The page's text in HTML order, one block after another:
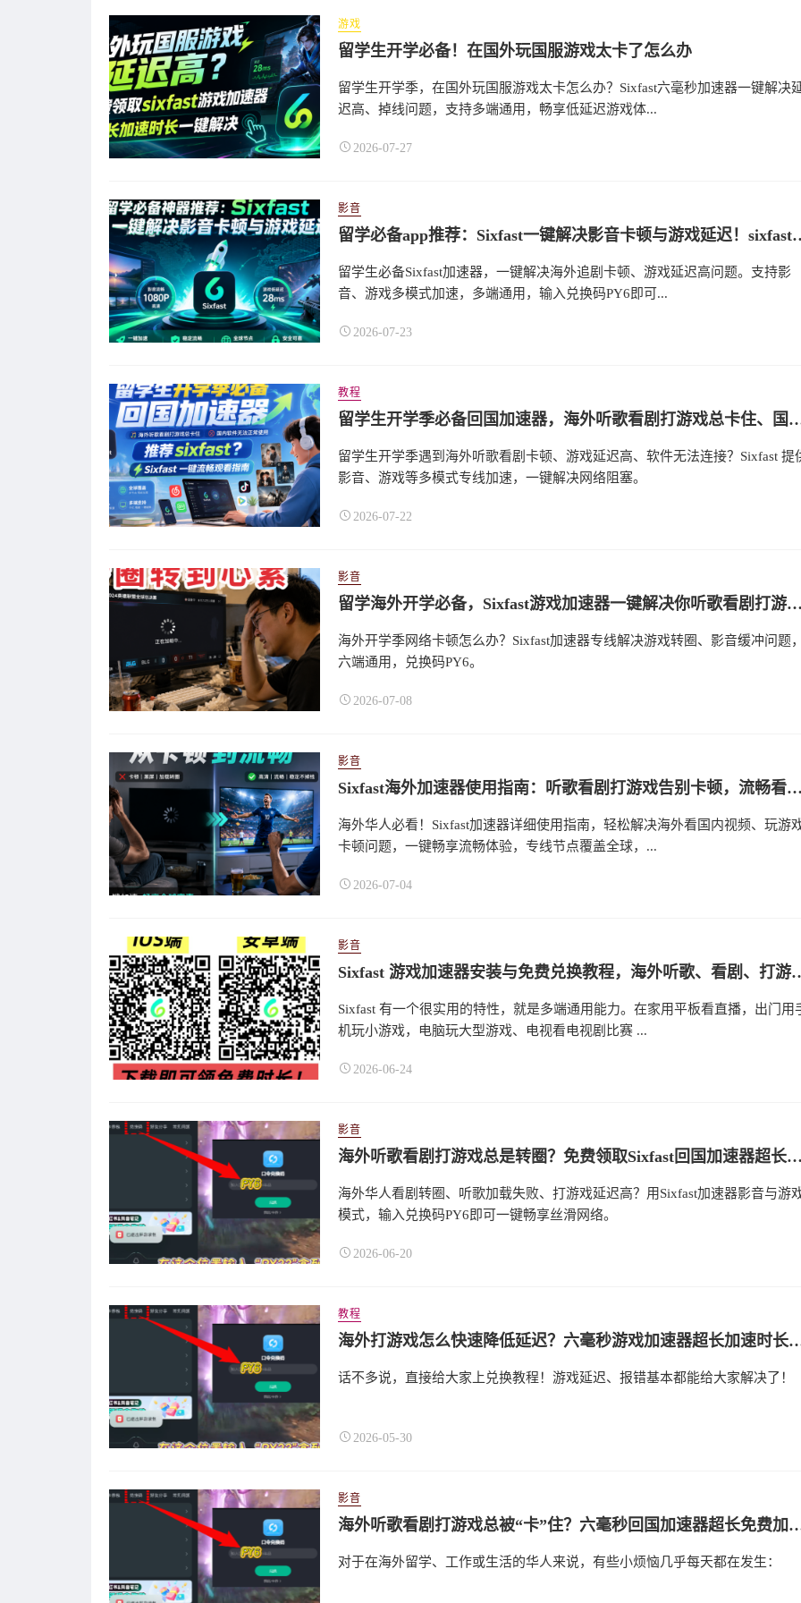
游戏
留学生开学必备！在国外玩国服游戏太卡了怎么办
留学生开学季，在国外玩国服游戏太卡怎么办？Sixfast六毫秒加速器一键解决
迟高、掉线问题，支持多端通用，畅享低延迟游戏体...
2026-07-27
影音
留学必备app推荐：Sixfast一键解决影
留学生必备Sixfast加速器，一键解决海外追剧卡顿、游戏延迟高问题。支持影
音、游戏多模式加速，多端通用，输入兑换码PY6即可...
2026-07-23
教程
留学生开学季必备回国加速器，海外听歌看剧打游戏总卡住、国内软件无法登录打不开怎么办？
留学生开学季遇到海外听歌看剧卡顿、游戏延迟高、软件无法连接？Sixfast 提
影音、游戏等多模式专线加速，一键解决网络阻塞。
2026-07-22
影音
留学海外开学必备，Sixfast游戏加速器一键解决你听歌看剧打游戏总是“卡”住的问题！让转圈与卡顿彻底消失
海外开学季网络卡顿怎么办？Sixfast加速器专线解决游戏转圈、影音缓冲问题，
六端通用，兑换码PY6。
2026-07-08
影音
Sixfast海外加速器使用指南：听歌看剧打游戏告别卡顿，流畅看国内视频与直播，国内软件无法更新、小程序进不去的问题一次性解决！
海外华人必看！Sixfast加速器详细使用指南，轻松解决海外看国内视频、玩游
卡顿问题，一键畅享流畅体验，专线节点覆盖全球，...
2026-07-04
影音
Sixfast 游戏加速器安装与免费兑换教程，海外听歌、看剧、
Sixfast 有一个很实用的特性，就是多端通用能力。在家用平板看直播，出门用
机玩小游戏，电脑玩大型游戏、电视看电视剧比赛 ...
2026-06-24
影音
海外听歌看剧打游戏总是转圈？免费领取Sixfast回国加速器超长加速时长一键加速丝滑解决！
海外华人看剧转圈、听歌加载失败、打游戏延迟高？用Sixfast加速器影音与游
模式，输入兑换码PY6即可一键畅享丝滑网络。
2026-06-20
教程
海外打游戏怎么快速降低延迟？六毫秒游戏加速器超长加速
话不多说，直接给大家上兑换教程！游戏延迟、报错基本都能给大家解决了！
2026-05-30
影音
海外听歌看剧打游戏总被“卡”住？六毫秒回国加速器超长免费
对于在海外留学、工作或生活的华人来说，有些小烦恼几乎每天都在发生：